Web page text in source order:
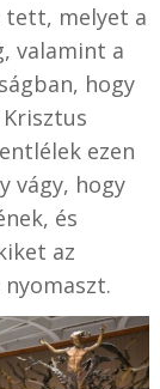
tett, melyet a
valamint a
hogy
ezen
vágy, hogy
és
az